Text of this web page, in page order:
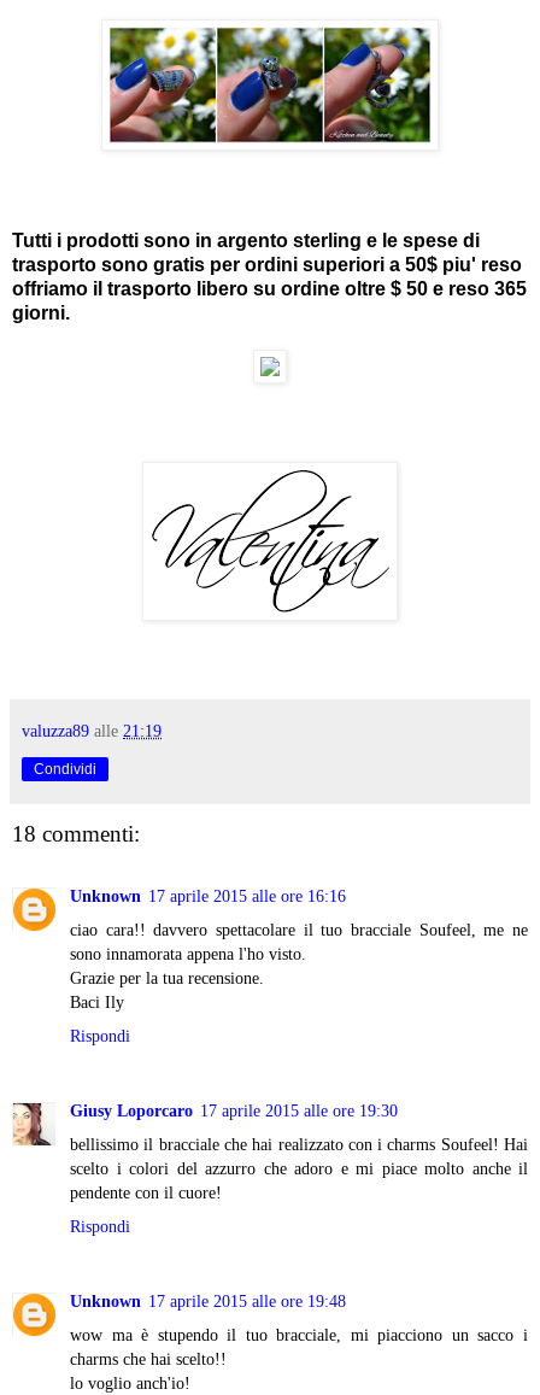
Tutti i prodotti sono in argento sterling e le spese di
trasporto sono gratis per ordini superiori a 50$ piu' reso
offriamo il trasporto libero su ordine oltre $ 50 e reso 365
giorni.
valuzza89 alle 21:19
Condividi
18 commenti:
Unknown 17 aprile 2015 alle ore 16:16
ciao cara!! davvero spettacolare il tuo bracciale Soufeel, me ne
sono innamorata appena l'ho visto.
Grazie per la tua recensione.
Baci Ily
Rispondi
Giusy Loporcaro 17 aprile 2015 alle ore 19:30
bellissimo il bracciale che hai realizzato con i charms Soufeel! Hai
scelto i colori del azzurro che adoro e mi piace molto anche il
pendente con il cuore!
Rispondi
Unknown 17 aprile 2015 alle ore 19:48
wow ma è stupendo il tuo bracciale, mi piacciono un sacco i
charms che hai scelto!!
lo voglio anch'io!